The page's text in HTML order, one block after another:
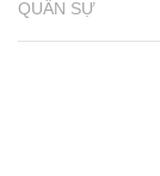
QUÂN SỰ